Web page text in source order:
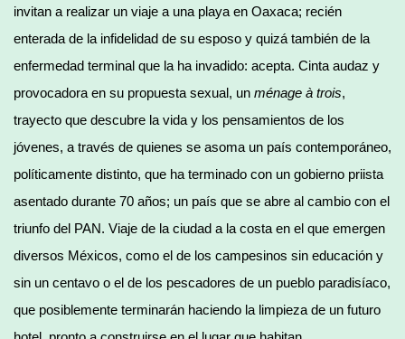
invitan a realizar un viaje a una playa en Oaxaca; recién
enterada de la infidelidad de su esposo y quizá también de la
enfermedad terminal que la ha invadido: acepta. Cinta audaz y
provocadora en su propuesta sexual, un ménage à trois,
trayecto que descubre la vida y los pensamientos de los
jóvenes, a través de quienes se asoma un país contemporáneo,
políticamente distinto, que ha terminado con un gobierno priista
asentado durante 70 años; un país que se abre al cambio con el
triunfo del PAN. Viaje de la ciudad a la costa en el que emergen
diversos Méxicos, como el de los campesinos sin educación y
sin un centavo o el de los pescadores de un pueblo paradisíaco,
que posiblemente terminarán haciendo la limpieza de un futuro